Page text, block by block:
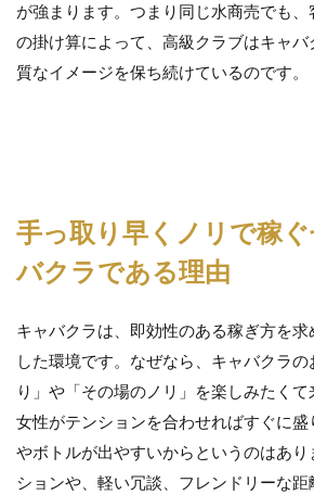
が強まります。つまり同じ水商売でも
の掛け算によって、高級クラブはキャバ
質なイメージを保ち続けているのです。
手っ取り早くノリで稼
バクラである理由
キャバクラは、即効性のある稼ぎ方を
した環境です。なぜなら、キャバクラ
り」や「その場のノリ」を楽しみたくて
女性がテンションを合わせればすぐに盛
やボトルが出やすいからというのはあり
ションや、軽い冗談、フレンドリーな距